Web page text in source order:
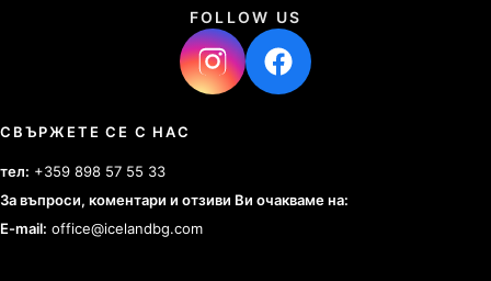
FOLLOW US
СВЪРЖЕТЕ СЕ С НАС
тел: +359 898 57 55 33
За въпроси, коментари и отзиви Ви очакваме на:
E-mail: office@icelandbg.com